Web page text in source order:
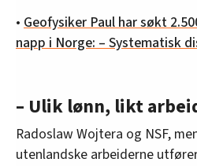
• Geofysiker Paul har søkt
napp i Norge: – Systematisk
– Ulik lønn, likt
Radoslaw Wojtera og NSF,
utenlandske arbeiderne